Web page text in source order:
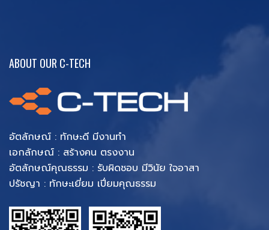
ABOUT OUR C-TECH
อัตลักษณ์ : ทักษะดี มีงานทำ
เอกลักษณ์ : สร้างคน ตรงงาน
อัตลักษณ์คุณธรรม : รับผิดชอบ มีวินัย ใจอาสา
ปรัชญา : ทักษะเยี่ยม เปี่ยมคุณธรรม